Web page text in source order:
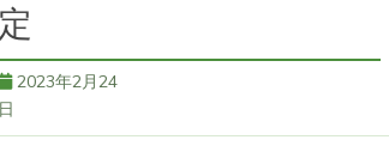
定
2023年2月24
日